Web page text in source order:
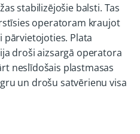
stabilizējošie balsti. Tas
operatoram kraujot
pārvietojoties. Plata
droši aizsargā operatora
neslīdošais plastmasas
un drošu satvērienu visa